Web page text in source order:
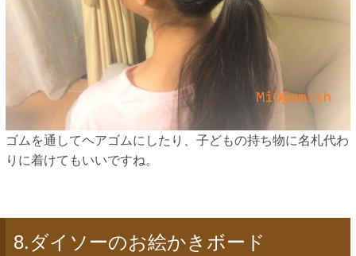
ゴムを通してヘアゴムにしたり、子どもの持ち物に名札代わ
りに着けてもいいですね。
8.ダイソーのお絵かきボード